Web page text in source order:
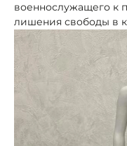
военнослужащего к
лишения свободы в